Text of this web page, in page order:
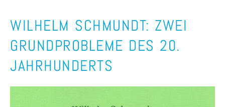
WILHELM SCHMUNDT: ZWEI
GRUNDPROBLEME DES 20.
JAHRHUNDERTS